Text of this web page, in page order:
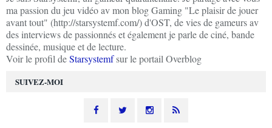
SUIVEZ-MOI
ma passion du jeu vidéo av mon blog Gaming "Le plaisir de jouer
avant tout" (http://starsystemf.com/) d'OST, de vies de gameurs av
des interviews de passionnés et également je parle de ciné, bande
dessinée, musique et de lecture.
Voir le profil deStarsystemfsur le portail Overblog